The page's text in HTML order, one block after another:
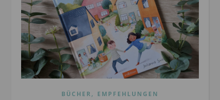
BÜCHER, EMPFEHLUNGEN